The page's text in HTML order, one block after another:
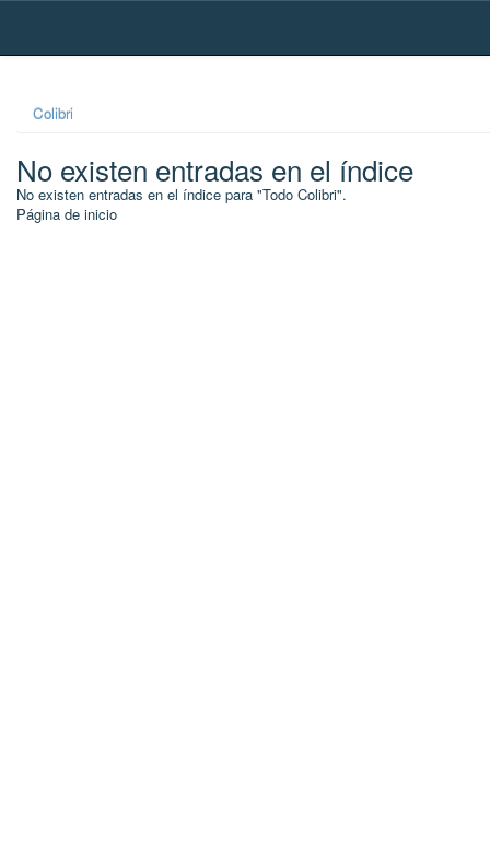
Skip
Colibri
No existen entradas en el índice
No existen entradas en el índice para "Todo Colibri".
Página de inicio